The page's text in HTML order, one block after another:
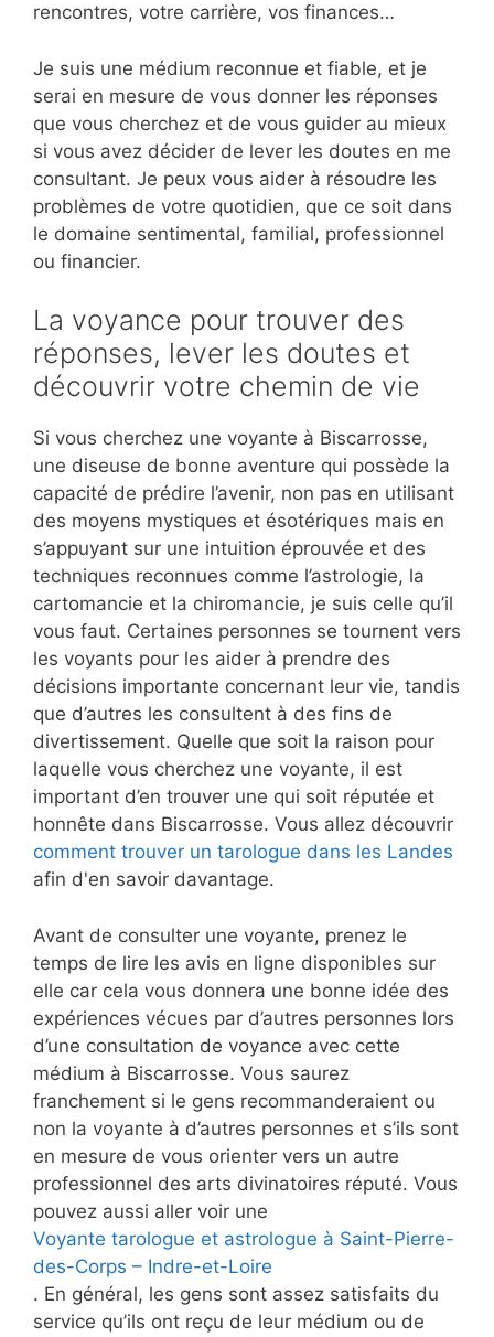
rencontres, votre carrière, vos finances…
Je suis une médium reconnue et fiable, et je
serai en mesure de vous donner les réponses
que vous cherchez et de vous guider au mieux
si vous avez décider de lever les doutes en me
consultant. Je peux vous aider à résoudre les
problèmes de votre quotidien, que ce soit dans
le domaine sentimental, familial, professionnel
ou financier.
La voyance pour trouver des
réponses, lever les doutes et
découvrir votre chemin de vie
Si vous cherchez une voyante à Biscarrosse,
une diseuse de bonne aventure qui possède la
capacité de prédire l’avenir, non pas en utilisant
des moyens mystiques et ésotériques mais en
s’appuyant sur une intuition éprouvée et des
techniques reconnues comme l’astrologie, la
cartomancie et la chiromancie, je suis celle qu’il
vous faut. Certaines personnes se tournent vers
les voyants pour les aider à prendre des
décisions importante concernant leur vie, tandis
que d’autres les consultent à des fins de
divertissement. Quelle que soit la raison pour
laquelle vous cherchez une voyante, il est
important d’en trouver une qui soit réputée et
honnête dans Biscarrosse. Vous allez découvrir
comment trouver un tarologue dans les Landes
afin d'en savoir davantage.
Avant de consulter une voyante, prenez le
temps de lire les avis en ligne disponibles sur
elle car cela vous donnera une bonne idée des
expériences vécues par d’autres personnes lors
d’une consultation de voyance avec cette
médium à Biscarrosse. Vous saurez
franchement si le gens recommanderaient ou
non la voyante à d’autres personnes et s’ils sont
en mesure de vous orienter vers un autre
professionnel des arts divinatoires réputé. Vous
pouvez aussi aller voir une
Voyante tarologue et astrologue à Saint-Pierre-
des-Corps – Indre-et-Loire
. En général, les gens sont assez satisfaits du
service qu’ils ont reçu de leur médium ou de